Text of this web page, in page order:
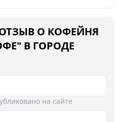
О КОФЕЙНЯ
В ГОРОДЕ
на сайте